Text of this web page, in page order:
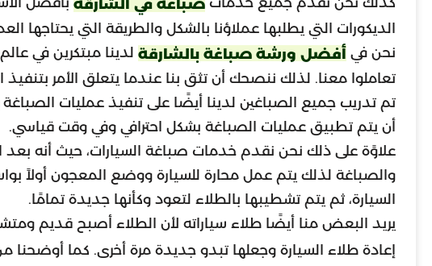
صباغة في الشارقة
الديكورات التي يطلبها عملاؤنا بالشكل والطريقة التي يحتاجها
نحن في أفضل ورشة صباغة بالشارقة لدينا مبتكرين في
تعاملوا معنا. لذلك ننصحك أن تثق بنا عندما يتعلق الأمر بتنفيذ
تم تدريب جميع الصباغين لدينا أيضًا على تنفيذ عمليات
أن يتم تطبيق عمليات الصباغة بشكل احترافي وفي وقت قياسي.
علاوًة على ذلك نحن نقدم خدمات صباغة السيارات، حيث أنه بعد
والصباغة لذلك يتم عمل محارة للسيارة ووضع المعجون أولاً
السيارة، ثم يتم تشطيبها بالطلاء لتعود وكأنها جديدة تمامًا.
يريد البعض منا أيضًا طلاء سياراته لأن الطلاء أصبح قديم
إعادة طلاء السيارة وجعلها تبدو جديدة مرة أخرى. كما